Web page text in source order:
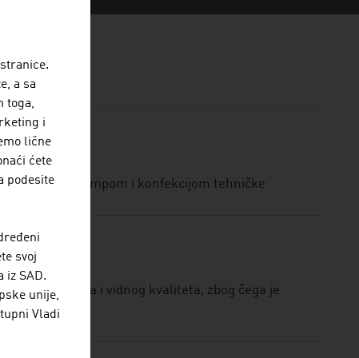
a bavi se štampom i konfekcijom tehničke
komfora i vidnog kvaliteta, zbog čega je
a sa
toga,
i
lične
ćete
podesite
svoj
iz SAD.
unije,
Vladi